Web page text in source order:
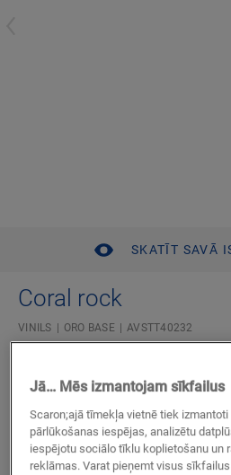
SKATĪT SAVĀ
Coral rock
VINILS ORO BASE AVSTT40232
Sader ar grīdas apsildi un
Autentisks akmens izskats
Ūdensnecaurlaidīgs
Mūža garantija, lietojot
Jā… Mēs izmantojam sīkfailus
Scaron;ajā tīmekļa vietnē tiek
pārlūkošanas iespējas, analizētu
iespējotu sociālo tīklu koplietošanu un
reklāmas. Varat pieņemt visus